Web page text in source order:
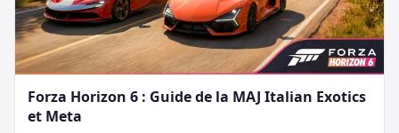
Forza Horizon 6 : Guide de la MAJ Italian Exotics
et Meta